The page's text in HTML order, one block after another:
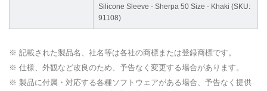
Silicone Sleeve - Sherpa 50 Size - Khaki (SKU:
91108)
※ 記載された製品名、社名等は各社の商標または登録商標です。
※ 仕様、外観など改良のため、予告なく変更する場合があります。
※ 製品に付属・対応する各種ソフトウェアがある場合、予告なく提供